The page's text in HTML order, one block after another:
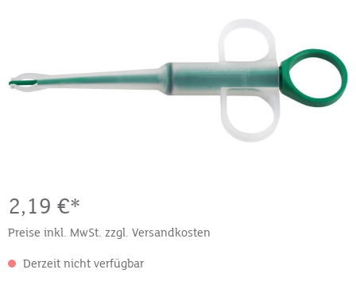
2,19 €*
Preise inkl. MwSt. zzgl. Versandkosten
Derzeit nicht verfügbar